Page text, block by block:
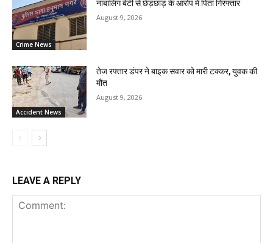
Crime News
नाबालिग बेटी से छेड़छाड़ के आरोप में पिता गिरफ्तार
August 9, 2026
Accident News
तेज रफ्तार डंपर ने बाइक सवार को मारी टक्कर, युवक की
मौत
August 9, 2026
LEAVE A REPLY